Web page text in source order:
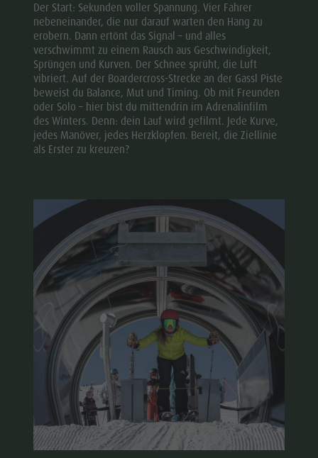
Der Start: Sekunden voller Spannung. Vier Fahrer
nebeneinander, die nur darauf warten den Hang zu
erobern. Dann ertönt das Signal – und alles
verschwimmt zu einem Rausch aus Geschwindigkeit,
Sprüngen und Kurven. Der Schnee sprüht, die Luft
vibriert. Auf der Boardercross-Strecke an der Gassl Piste
beweist du Balance, Mut und Timing. Ob mit Freunden
oder Solo – hier bist du mittendrin im Adrenalinfilm
des Winters. Denn: dein Lauf wird gefilmt. Jede Kurve,
jedes Manöver, jedes Herzklopfen. Bereit, die Ziellinie
als Erster zu kreuzen?